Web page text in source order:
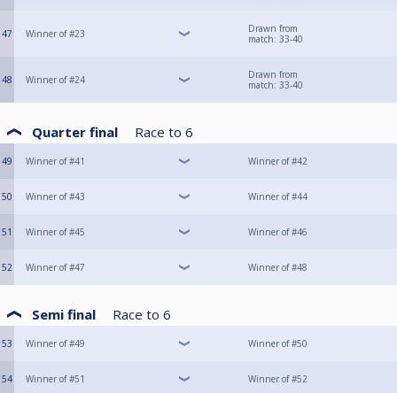
47 Winner of #23
Drawn from
match: 33-40
48 Winner of #24
Drawn from
match: 33-40
Quarter final Race to 6
49 Winner of #41 Winner of #42
50 Winner of #43 Winner of #44
51 Winner of #45 Winner of #46
52 Winner of #47 Winner of #48
Semi final Race to 6
53 Winner of #49 Winner of #50
54 Winner of #51 Winner of #52